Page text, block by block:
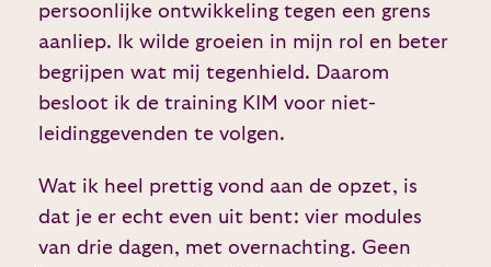
persoonlijke ontwikkeling tegen een grens
aanliep. Ik wilde groeien in mijn rol en beter
begrijpen wat mij tegenhield. Daarom
besloot ik de training KIM voor niet-
leidinggevenden te volgen.
Wat ik heel prettig vond aan de opzet, is
dat je er echt even uit bent: vier modules
van drie dagen, met overnachting. Geen